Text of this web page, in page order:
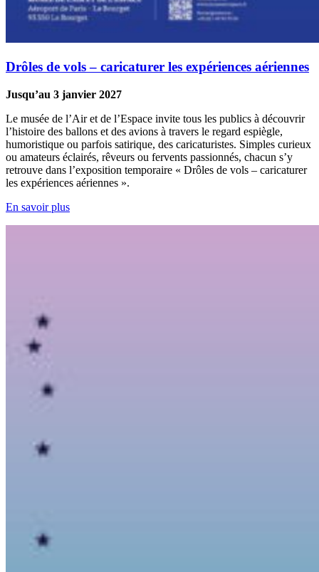
Drôles de vols – caricaturer les expériences aériennes
Jusqu’au 3 janvier 2027
Le musée de l’Air et de l’Espace invite tous les publics à découvrir
l’histoire des ballons et des avions à travers le regard espiègle,
humoristique ou parfois satirique, des caricaturistes. Simples curieux
ou amateurs éclairés, rêveurs ou fervents passionnés, chacun s’y
retrouve dans l’exposition temporaire « Drôles de vols – caricaturer
les expériences aériennes ».
En savoir plus